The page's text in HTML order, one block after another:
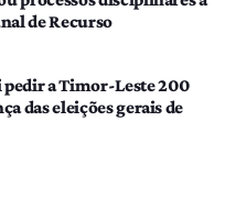
de Recurso
pedir a Timor-Leste 200
das eleições gerais de